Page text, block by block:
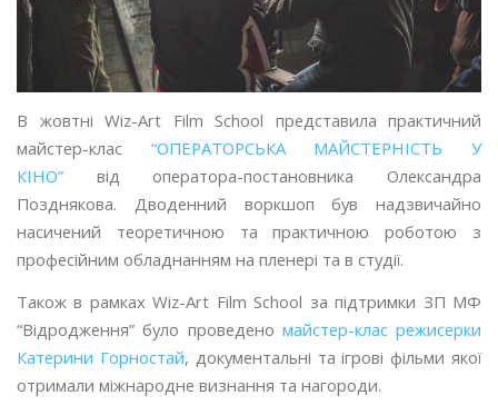
В жовтні Wiz-Art Film School представила практичний
майстер-клас “ОПЕРАТОРСЬКА МАЙСТЕРНІСТЬ У
КІНО” від оператора-постановника Олександра
Позднякова. Дводенний воркшоп був надзвичайно
насичений теоретичною та практичною роботою з
професійним обладнанням на пленері та в студії.
Також в рамках Wiz-Art Film School за підтримки ЗП МФ
“Відродження” було проведено майстер-клас режисерки
Катерини Горностай, документальні та ігрові фільми якої
отримали міжнародне визнання та нагороди.